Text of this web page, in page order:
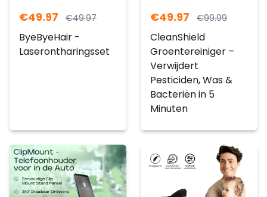
€49.97 €49.97
ByeByeHair -
Laserontharingsset
€49.97 €99.99
CleanShield
Groentereiniger –
Verwijdert
Pesticiden, Was &
Bacteriën in 5
Minuten